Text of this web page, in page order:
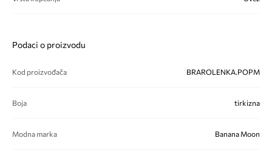
Podaci o proizvodu
Kod proizvođača BRAROLENKA.POPM
Boja tirkizna
Modna marka Banana Moon